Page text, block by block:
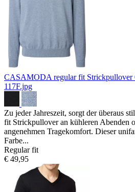
CASAMODA regular fit Strickpullover
117F.jpg
Zu jeder Jahreszeit, sorgt der überaus
fit Strickpullover an kühleren Abenden
angenehmen Tragekomfort. Dieser
Farbe...
Regular fit
€ 49,95